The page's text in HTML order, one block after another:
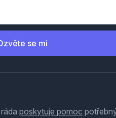
se mi
poskytuje pomoc